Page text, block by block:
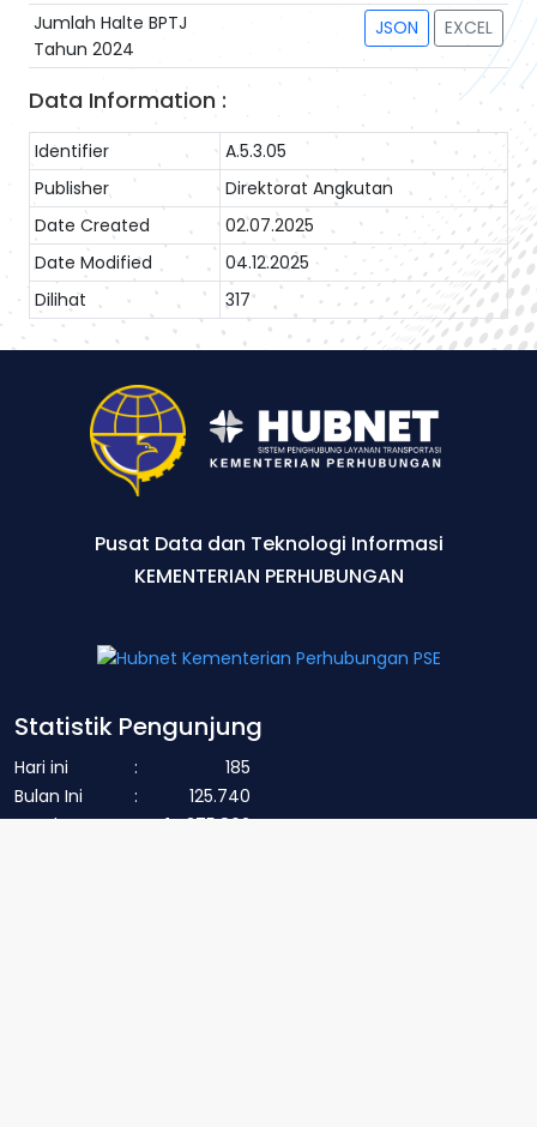
Jumlah Halte BPTJ
Tahun 2024
JSON EXCEL
Data Information :
Identifier
A.5.3.05
Publisher
Direktorat Angkutan
Date Created
02.07.2025
Date Modified
04.12.2025
Dilihat
317
Pusat Data dan Teknologi Informasi
KEMENTERIAN PERHUBUNGAN
Statistik Pengunjung
Hari ini :
185
Bulan Ini
:
125.740
Total
: 14.375.862